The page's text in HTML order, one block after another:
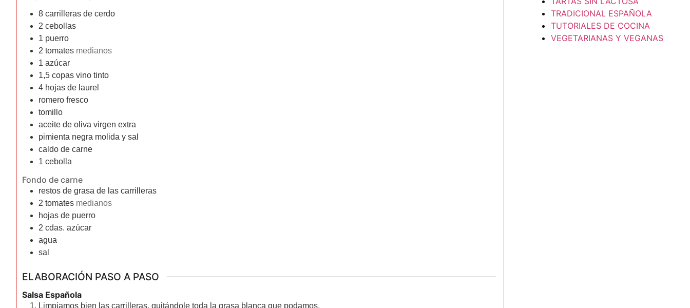
8 carrilleras de cerdo
2 cebollas
1 puerro
2 tomates medianos
1 azúcar
1,5 copas vino tinto
4 hojas de laurel
romero fresco
tomillo
aceite de oliva virgen extra
pimienta negra molida y sal
caldo de carne
1 cebolla
Fondo de carne
restos de grasa de las carrilleras
2 tomates medianos
hojas de puerro
2 cdas. azúcar
agua
sal
ELABORACIÓN PASO A PASO
Salsa Española
Limpiamos bien las carrilleras, quitándole toda la grasa blanca que podamos.
TRADICIONAL ESPAÑOLA
TUTORIALES DE COCINA
VEGETARIANAS Y VEGANAS